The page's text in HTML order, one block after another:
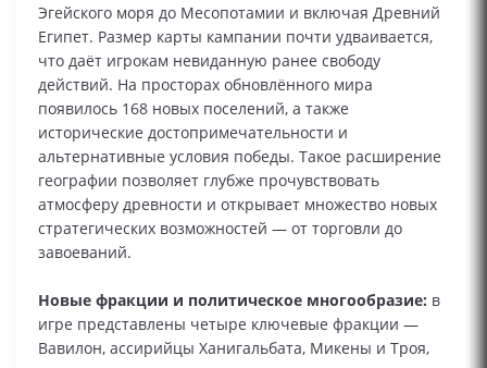
Эгейского моря до Месопотамии и включая Древний
Египет. Размер карты кампании почти удваивается,
что даёт игрокам невиданную ранее свободу
действий. На просторах обновлённого мира
появилось 168 новых поселений, а также
исторические достопримечательности и
альтернативные условия победы. Такое расширение
географии позволяет глубже прочувствовать
атмосферу древности и открывает множество новых
стратегических возможностей — от торговли до
завоеваний.
Новые фракции и политическое многообразие: в
игре представлены четыре ключевые фракции —
Вавилон, ассирийцы Ханигальбата, Микены и Троя,